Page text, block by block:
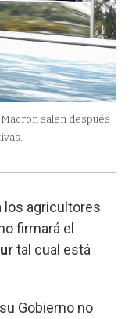
salen después
los agricultores
firmará el
tal cual está
Gobierno no